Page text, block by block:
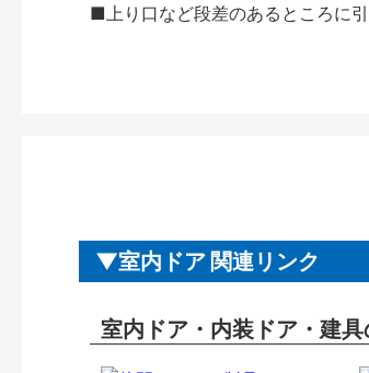
■上り口など段差のあるところに
室内ドア 関連リンク
室内ドア・内装ドア・建